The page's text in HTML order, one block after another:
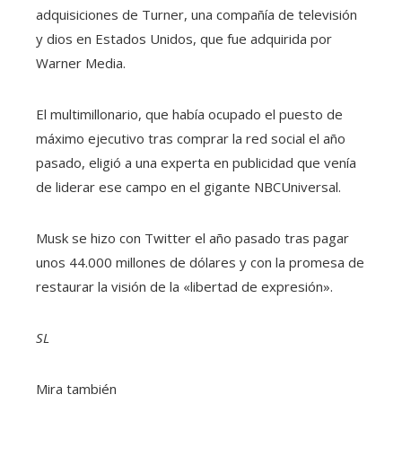
adquisiciones de Turner, una compañía de televisión
y dios en Estados Unidos, que fue adquirida por
Warner Media.
El multimillonario, que había ocupado el puesto de
máximo ejecutivo tras comprar la red social el año
pasado, eligió a una experta en publicidad que venía
de liderar ese campo en el gigante NBCUniversal.
Musk se hizo con Twitter el año pasado tras pagar
unos 44.000 millones de dólares y con la promesa de
restaurar la visión de la «libertad de expresión».
SL
Mira también